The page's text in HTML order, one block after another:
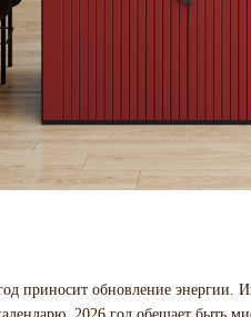
приносит обновление энергии.